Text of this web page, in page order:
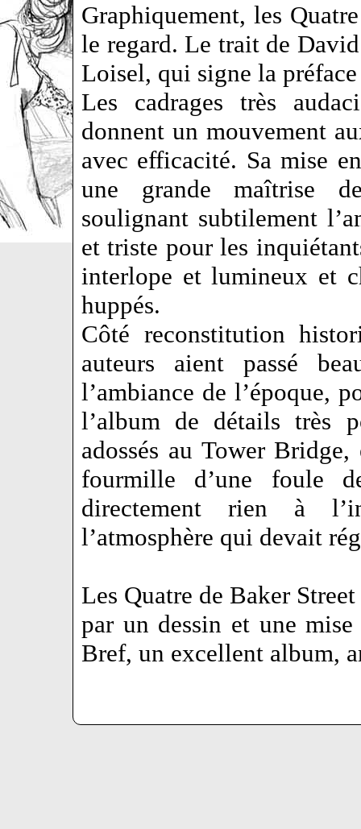
Graphiquement, les
le regard. Le trait de
Loisel, qui signe la
Les cadrages très
donnent un mouvement
avec efficacité. Sa mise
une grande maîtrise
soulignant subtilement
et triste pour les
interlope et lumineux et
huppés.
Côté reconstitution
auteurs aient passé
l’ambiance de l’époque,
l’album de détails très
adossés au Tower
fourmille d’une foule
directement rien à
l’atmosphère qui devait
Les Quatre de Baker
par un dessin et une
Bref, un excellent album,